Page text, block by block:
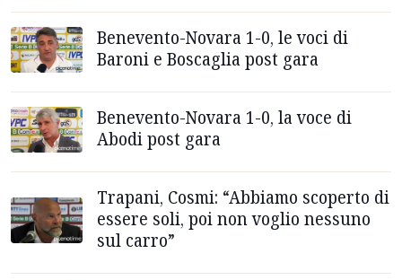
Benevento-Novara 1-0, le voci di
Baroni e Boscaglia post gara
Benevento-Novara 1-0, la voce di
Abodi post gara
Trapani, Cosmi: “Abbiamo scoperto di
essere soli, poi non voglio nessuno
sul carro”